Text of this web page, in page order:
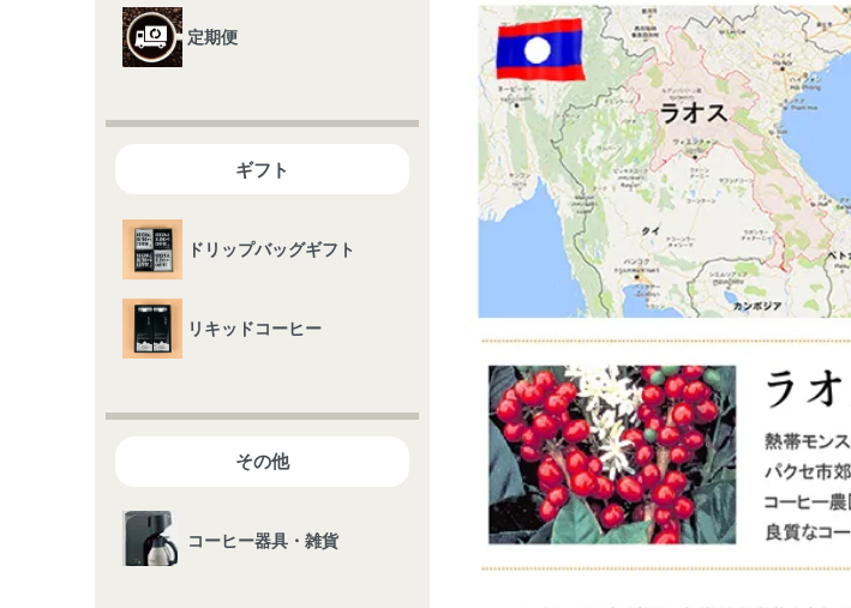
定期便
ギフト
ドリップバッグギフト
リキッドコーヒー
その他
コーヒー器具・雑貨